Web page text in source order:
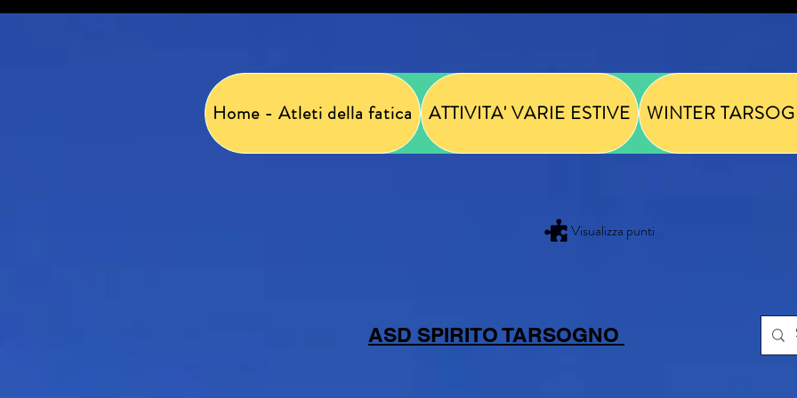
Home - Atleti della fatica ATTIVITA' VARIE ESTIVE WINTER
Visualizza punti
ASD SPIRITO TARSOGNO